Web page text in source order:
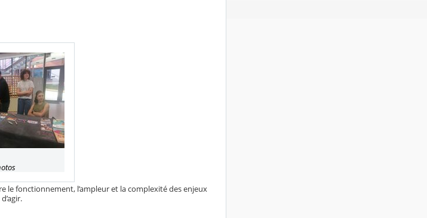
le fonctionnement, l’ampleur et la complexité des enjeux